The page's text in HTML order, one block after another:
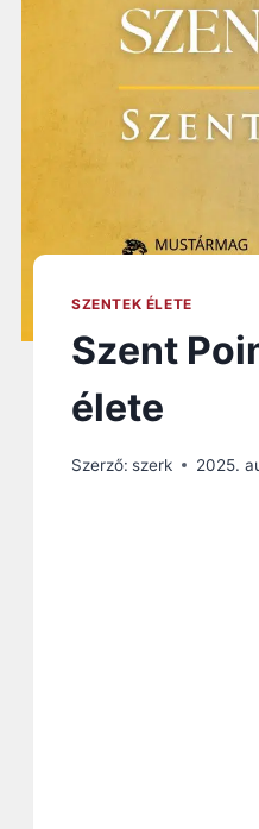
SZENTEK ÉLETE
Szent
élete
Szerző: szerk 2025.